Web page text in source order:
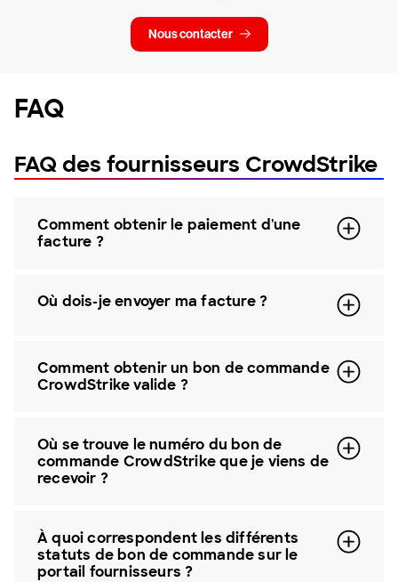
Nous contacter
FAQ
FAQ des fournisseurs CrowdStrike
Comment obtenir le paiement d'une
facture ?
Où dois-je envoyer ma facture ?
Comment obtenir un bon de commande
CrowdStrike valide ?
Où se trouve le numéro du bon de
commande CrowdStrike que je viens de
recevoir ?
À quoi correspondent les différents
statuts de bon de commande sur le
portail fournisseurs ?